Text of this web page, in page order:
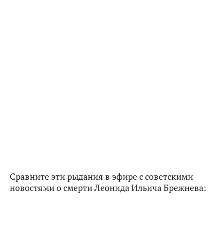
Сравните эти рыдания в эфире с советскими
новостями о смерти Леонида Ильича Брежнева: